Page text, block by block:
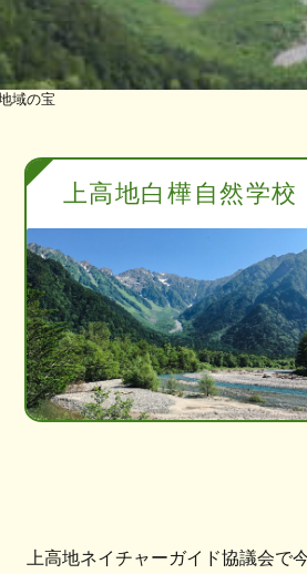
域の宝
上高地白樺自然学校
上高地ネイチャーガイド協議会